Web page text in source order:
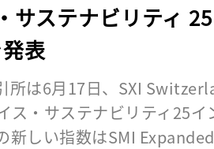
サステナビリティ
表
所は6月17日、SXI
ス・サステナビリティ25
新しい指数はSMI